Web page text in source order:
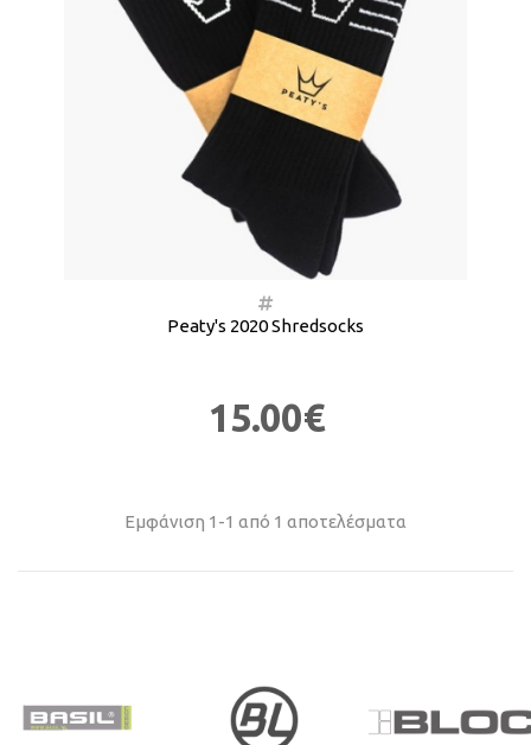
Peaty's 2020 Shredsocks
15.00€
Εμφάνιση 1-1 από 1 αποτελέσματα